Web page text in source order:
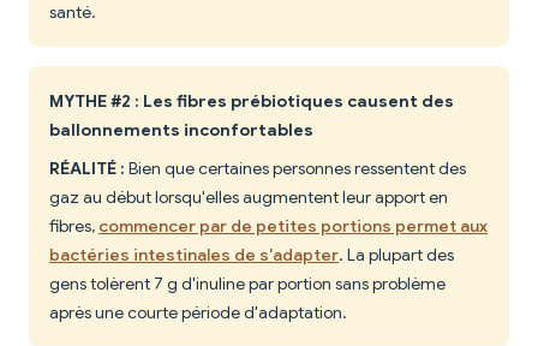
santé.
MYTHE #2 : Les fibres prébiotiques causent des
ballonnements inconfortables
RÉALITÉ : Bien que certaines personnes ressentent des
gaz au début lorsqu'elles augmentent leur apport en
fibres, commencer par de petites portions permet aux
bactéries intestinales de s'adapter. La plupart des
gens tolèrent 7 g d'inuline par portion sans problème
après une courte période d'adaptation.